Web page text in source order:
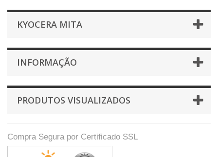
KYOCERA MITA
INFORMAÇÃO
PRODUTOS VISUALIZADOS
Compra Segura por Certificado SSL